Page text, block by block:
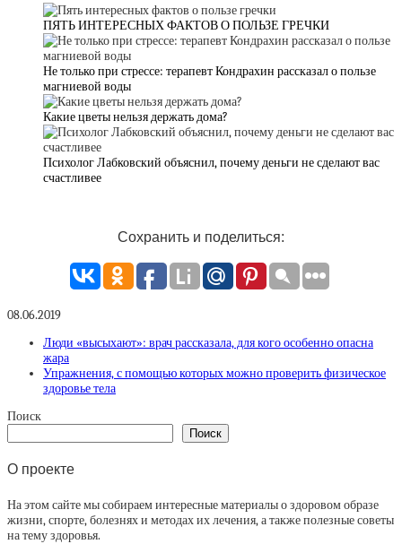
ПЯТЬ ИНТЕРЕСНЫХ ФАКТОВ О ПОЛЬЗЕ ГРЕЧКИ
Не только при стрессе: терапевт Кондрахин рассказал о пользе
магниевой воды
Какие цветы нельзя держать дома?
Психолог Лабковский объяснил, почему деньги не сделают вас
счастливее
Сохранить и поделиться:
08.06.2019
Люди «высыхают»: врач рассказала, для кого особенно опасна
жара
Упражнения, с помощью которых можно проверить физическое
здоровье тела
Поиск
Поиск
О проекте
На этом сайте мы собираем интересные материалы о здоровом образе
жизни, спорте, болезнях и методах их лечения, а также полезные советы
на тему здоровья.